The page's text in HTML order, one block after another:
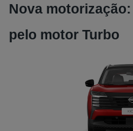
Nova
pelo motor Turbo